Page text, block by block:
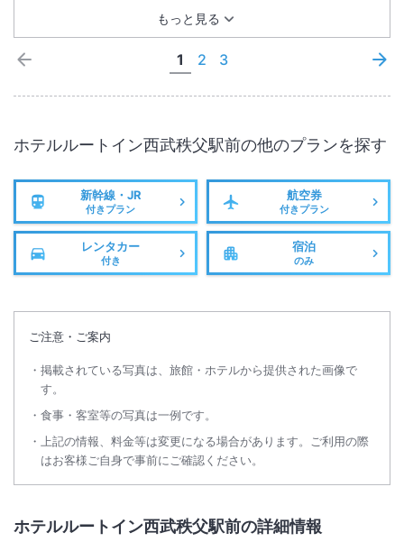
もっと見る
1 2 3
ホテルルートイン西武秩父駅前の他のプランを探す
新幹線・JR
付きプラン
航空券
付きプラン
レンタカー
付き
宿泊
のみ
ご注意・ご案内
掲載されている写真は、旅館・ホテルから提供された画像で
す。
食事・客室等の写真は一例です。
上記の情報、料金等は変更になる場合があります。ご利用の際
はお客様ご自身で事前にご確認ください。
ホテルルートイン西武秩父駅前の詳細情報